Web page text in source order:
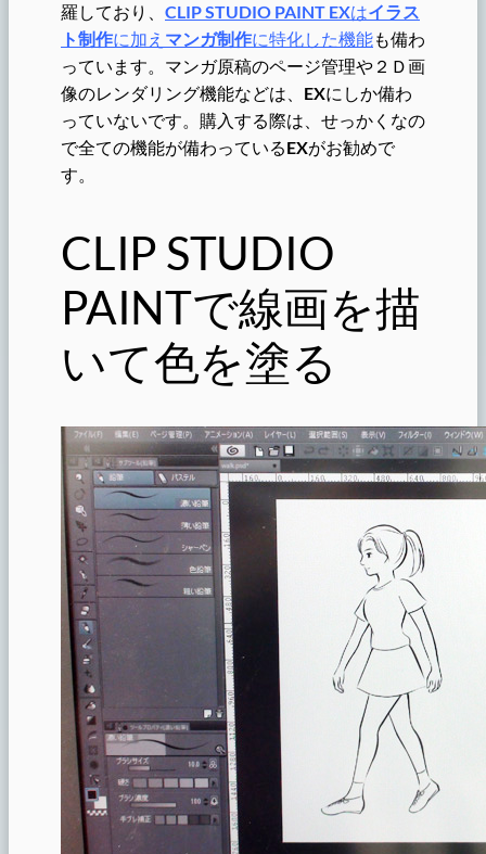
羅しており、 CLIP STUDIO PAINT EXはイラス
ト制作に加え マンガ制作に特化した機能も備わ
っています。マンガ原稿のページ管理や２Ｄ画
像のレンダリング機能などは、 EXにしか備わ
っていないです。購入する際は、せっかくなの
で全ての機能が備わっているEXがお勧めで
す。
CLIP STUDIO
PAINTで線画を描
いて色を塗る